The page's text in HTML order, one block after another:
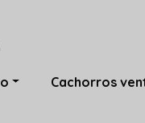
Cachorros